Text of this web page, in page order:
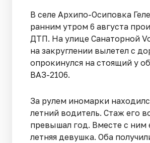
В селе Архипо-Осиповка
ранним утром 6 августа
ДТП. На улице Санаторной
на закруглении вылетел с
опрокинулся на стоящий у
ВАЗ-2106.
За рулем иномарки
летний водитель. Стаж его
превышал год. Вместе с ним
летняя девушка. Оба